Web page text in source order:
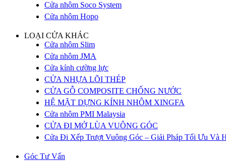
Cửa nhôm Soco System
Cửa nhôm Hopo
LOẠI CỬA KHÁC
Cửa nhôm Slim
Cửa nhôm JMA
Cửa kính cường lực
CỬA NHỰA LÕI THÉP
CỬA GỖ COMPOSITE CHỐNG NƯỚC
HỆ MẶT DỰNG KÍNH NHÔM XINGFA
Cửa nhôm PMI Malaysia
CỬA ĐI MỞ LÙA VUÔNG GÓC
Cửa Đi Xếp Trượt Vuông Góc – Giải Pháp Tối Ưu Và
Góc Tư Vấn